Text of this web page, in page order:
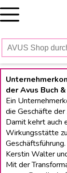
Skip
to
der Avus Buch
Ein
die Geschäfte
Damit kehrt auch
Wirkungsstätte
Kerstin Walter
Mit der